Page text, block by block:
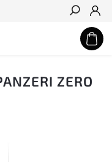
Hledat
ZERO